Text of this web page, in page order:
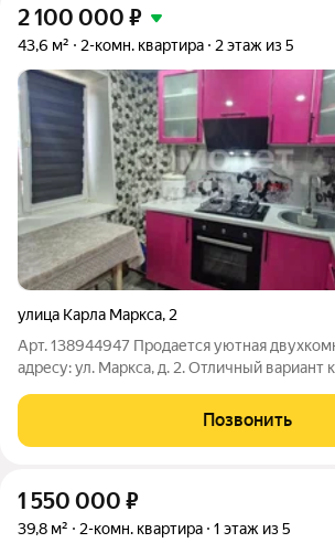
2 100 000 ₽
43,6 м² 2-комн. квартира 2 этаж из 5
улица Карла Маркса, 2
Арт. 138944947 Продается уютная
адресу: ул. Маркса, д. 2. Отличный вариант
заселению и юридически чиста. О
(удобный этаж, не
Позвонить
1 550 000 ₽
39,8 м² 2-комн. квартира 1 этаж из 5